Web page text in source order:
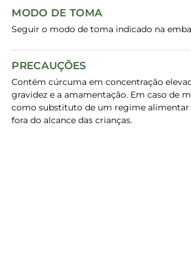
MODO DE TOMA
Seguir o modo de toma indicado na
PRECAUÇÕES
Contém cúrcuma em concentração
gravidez e a amamentação. Em caso de
como substituto de um regime alimentar
fora do alcance das crianças.